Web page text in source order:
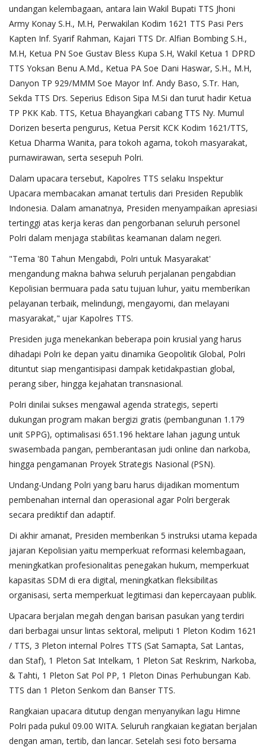
undangan kelembagaan, antara lain Wakil Bupati TTS Jhoni
Army Konay S.H., M.H, Perwakilan Kodim 1621 TTS Pasi Pers
Kapten Inf. Syarif Rahman, Kajari TTS Dr. Alfian Bombing S.H.,
M.H, Ketua PN Soe Gustav Bless Kupa S.H, Wakil Ketua 1 DPRD
TTS Yoksan Benu A.Md., Ketua PA Soe Dani Haswar, S.H., M.H,
Danyon TP 929/MMM Soe Mayor Inf. Andy Baso, S.Tr. Han,
Sekda TTS Drs. Seperius Edison Sipa M.Si dan turut hadir Ketua
TP PKK Kab. TTS, Ketua Bhayangkari cabang TTS Ny. Mumul
Dorizen beserta pengurus, Ketua Persit KCK Kodim 1621/TTS,
Ketua Dharma Wanita, para tokoh agama, tokoh masyarakat,
purnawirawan, serta sesepuh Polri.
Dalam upacara tersebut, Kapolres TTS selaku Inspektur
Upacara membacakan amanat tertulis dari Presiden Republik
Indonesia. Dalam amanatnya, Presiden menyampaikan apresiasi
tertinggi atas kerja keras dan pengorbanan seluruh personel
Polri dalam menjaga stabilitas keamanan dalam negeri.
"Tema '80 Tahun Mengabdi, Polri untuk Masyarakat'
mengandung makna bahwa seluruh perjalanan pengabdian
Kepolisian bermuara pada satu tujuan luhur, yaitu memberikan
pelayanan terbaik, melindungi, mengayomi, dan melayani
masyarakat," ujar Kapolres TTS.
Presiden juga menekankan beberapa poin krusial yang harus
dihadapi Polri ke depan yaitu dinamika Geopolitik Global, Polri
dituntut siap mengantisipasi dampak ketidakpastian global,
perang siber, hingga kejahatan transnasional.
Polri dinilai sukses mengawal agenda strategis, seperti
dukungan program makan bergizi gratis (pembangunan 1.179
unit SPPG), optimalisasi 651.196 hektare lahan jagung untuk
swasembada pangan, pemberantasan judi online dan narkoba,
hingga pengamanan Proyek Strategis Nasional (PSN).
Undang-Undang Polri yang baru harus dijadikan momentum
pembenahan internal dan operasional agar Polri bergerak
secara prediktif dan adaptif.
Di akhir amanat, Presiden memberikan 5 instruksi utama kepada
jajaran Kepolisian yaitu memperkuat reformasi kelembagaan,
meningkatkan profesionalitas penegakan hukum, memperkuat
kapasitas SDM di era digital, meningkatkan fleksibilitas
organisasi, serta memperkuat legitimasi dan kepercayaan publik.
Upacara berjalan megah dengan barisan pasukan yang terdiri
dari berbagai unsur lintas sektoral, meliputi 1 Pleton Kodim 1621
/ TTS, 3 Pleton internal Polres TTS (Sat Samapta, Sat Lantas,
dan Staf), 1 Pleton Sat Intelkam, 1 Pleton Sat Reskrim, Narkoba,
& Tahti, 1 Pleton Sat Pol PP, 1 Pleton Dinas Perhubungan Kab.
TTS dan 1 Pleton Senkom dan Banser TTS.
Rangkaian upacara ditutup dengan menyanyikan lagu Himne
Polri pada pukul 09.00 WITA. Seluruh rangkaian kegiatan berjalan
dengan aman, tertib, dan lancar. Setelah sesi foto bersama